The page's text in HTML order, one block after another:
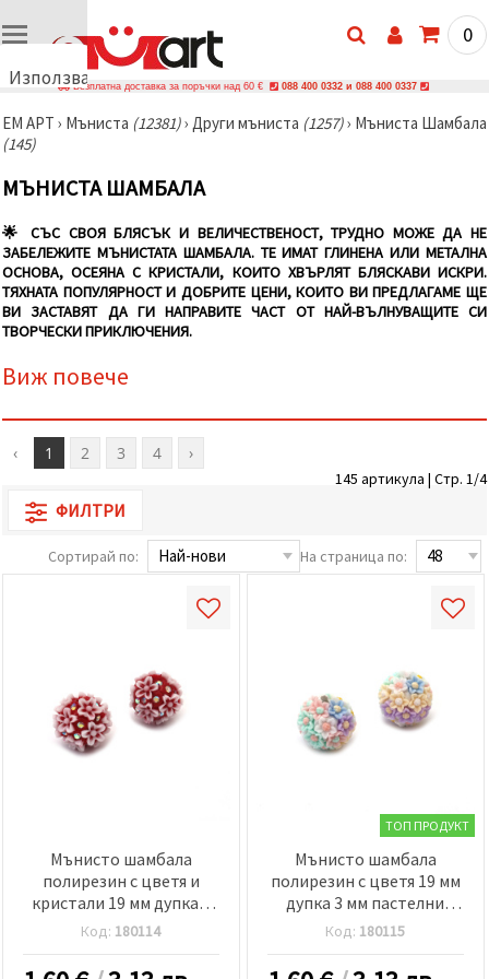
Използваме
🍪
Използваме
и подобни
технологии,
осигурим
правилната
работа на
сайта, да
подобрим
твоето
изживяване
съгласие,
показваме
релевантно
съдържание
включително
с помощта
съгласиш
използваме
всички!"
посочиш
предпочитанията
0
Безплатна доставка за поръчки над 60 € 088 400 0332 и 088 400 0337
ЕМ АРТ › Мъниста (12381)› Други мъниста (1257)› Мъниста Шамбала
(145)
МЪНИСТА ШАМБАЛА
🌟 СЪС СВОЯ БЛЯСЪК И ВЕЛИЧЕСТВЕНОСТ, ТРУДНО МОЖЕ ДА НЕ
ЗАБЕЛЕЖИТЕ МЪНИСТАТА ШАМБАЛА. ТЕ ИМАТ ГЛИНЕНА ИЛИ МЕТАЛНА
ОСНОВА, ОСЕЯНА С КРИСТАЛИ, КОИТО ХВЪРЛЯТ БЛЯСКАВИ ИСКРИ.
ТЯХНАТА ПОПУЛЯРНОСТ И ДОБРИТЕ ЦЕНИ, КОИТО ВИ ПРЕДЛАГАМЕ ЩЕ
ВИ ЗАСТАВЯТ ДА ГИ НАПРАВИТЕ ЧАСТ ОТ НАЙ-ВЪЛНУВАЩИТЕ СИ
ТВОРЧЕСКИ ПРИКЛЮЧЕНИЯ.
Виж повече
‹ 1 2 3 4 ›
145 артикула | Стр. 1/4
ФИЛТРИ
Сортирай по: На страница по:
Мънисто шамбала
полирезин с цветя и
кристали 19 мм дупка 3
мм червено и бяло
Код: 180114
ТОП ПРОДУКТ
Мънисто шамбала
полирезин с цветя 19 мм
дупка 3 мм пастелни
цветове
Код: 180115